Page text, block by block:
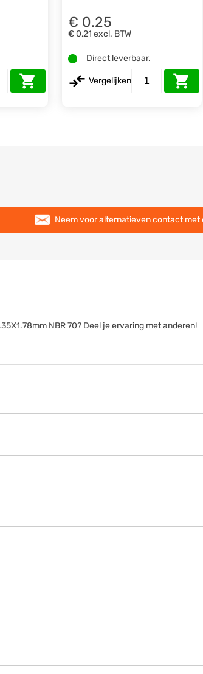
€ 0.25
€ 0,21 excl. BTW
Direct leverbaar.
Vergelijken
Neem voor alternatieven contact met
NBR 70? Deel je ervaring met anderen!